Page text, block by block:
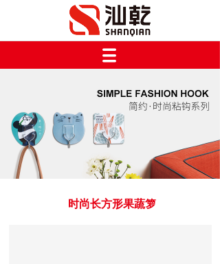
时尚长方形果蔬箩